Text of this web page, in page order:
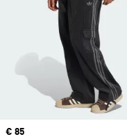
Prix
€ 85